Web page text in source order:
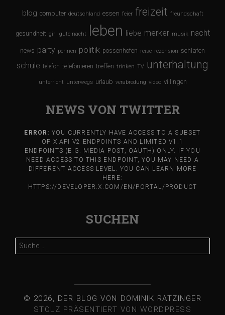
blog computer deutschland essen feier freizeit freundschaft
gesundheit girl gute nacht leben liebe merker musik nacht
news party pennen politik possenhofen reise rezension schlafen
schule telefon telefonieren treffen trinken TV unterhaltung
unterricht unterwegs urlaub verabredung video villingen
NEWS VON TWITTER
ERROR: YOU CURRENTLY HAVE ACCESS TO A SUBSET
OF X API V2 ENDPOINTS AND LIMITED V1.1
ENDPOINTS (E.G. MEDIA POST, OAUTH) ONLY. IF YOU
NEED ACCESS TO THIS ENDPOINT, YOU MAY NEED A
DIFFERENT ACCESS LEVEL. YOU CAN LEARN MORE
HERE:
HTTPS://DEVELOPER.X.COM/EN/PORTAL/PRODUCT
SUCHEN
© 2026, DER BLOG VON DOMINIK RATZINGER
STOLZ PRÄSENTIERT VON WORDPRESS